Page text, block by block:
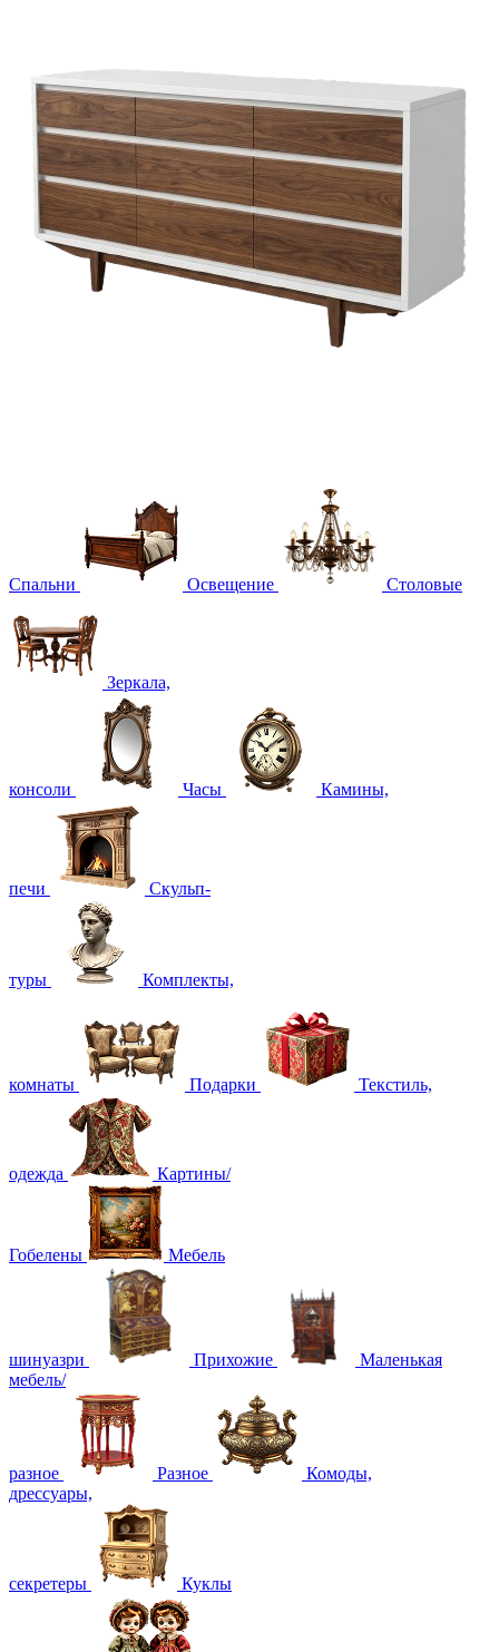
Спальни Освещение Столовые
Зеркала,
консоли Часы Камины,
печи Скульп-
туры Комплекты,
комнаты Подарки Текстиль,
одежда Картины/
Гобелены Мебель
шинуазри Прихожие
Маленькая
мебель/
разное Разное
Комоды,
дрессуары,
секретеры Куклы